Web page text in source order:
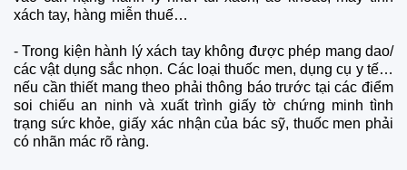
xách tay, hàng miễn thuế…
- Trong kiện hành lý xách tay không được phép mang dao/
các vật dụng sắc nhọn. Các loại thuốc men, dụng cụ y tế…
nếu cần thiết mang theo phải thông báo trước tại các điểm
soi chiếu an ninh và xuất trình giấy tờ chứng minh tình
trạng sức khỏe, giấy xác nhận của bác sỹ, thuốc men phải
có nhãn mác rõ ràng.